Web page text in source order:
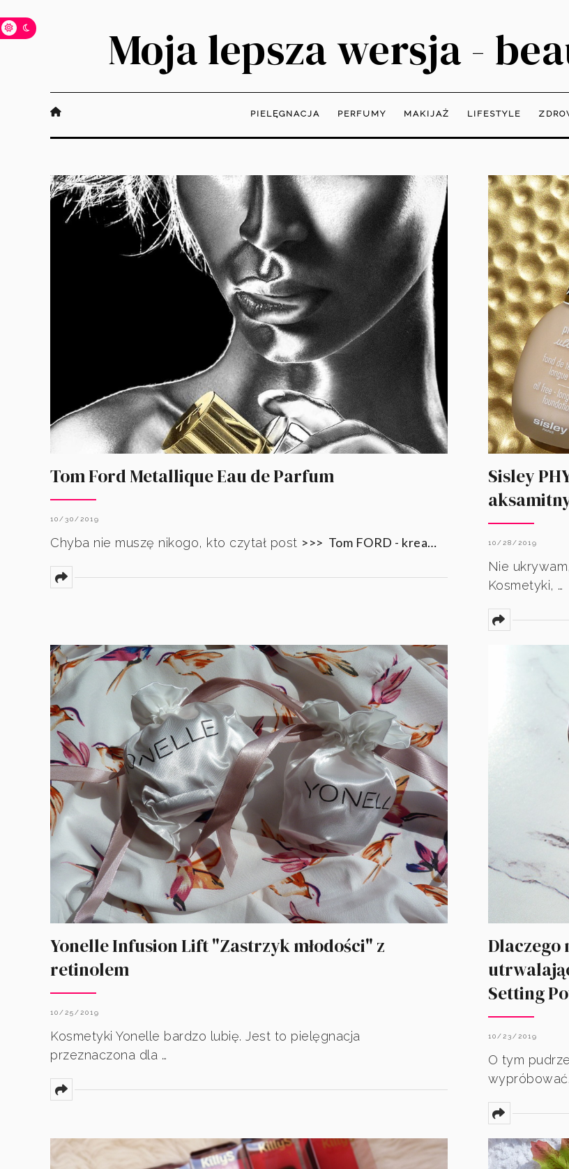
Moja lepsza wersja -
PIELĘGNACJA PERFUMY MAKIJAŻ LIFESTYLE
Tom Ford Metallique Eau de Parfum
10/30/2019
Chyba nie muszę nikogo, kto czytał post >>> Tom FORD - krea…
Sisley
10/28/2019
Nie
Kosmetyki, …
Yonelle Infusion Lift "Zastrzyk młodości" z
retinolem
10/25/2019
Kosmetyki Yonelle bardzo lubię. Jest to pielęgnacja
przeznaczona dla …
Dlaczego
Setting
10/23/2019
O tym